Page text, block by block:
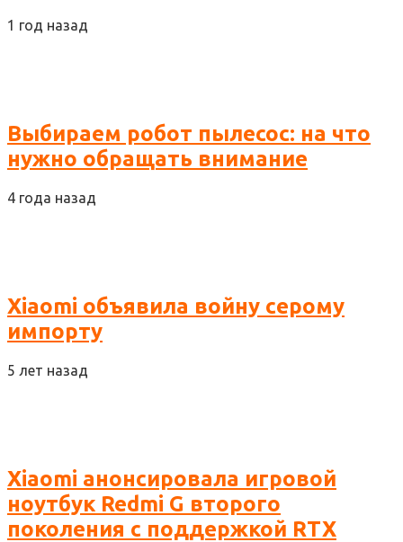
1 год назад
Выбираем робот пылесос: на что
нужно обращать внимание
4 года назад
Xiaomi объявила войну серому
импорту
5 лет назад
Xiaomi анонсировала игровой
ноутбук Redmi G второго
поколения с поддержкой RTX